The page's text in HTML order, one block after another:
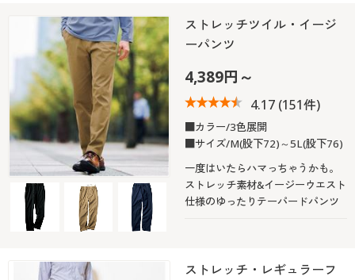
ストレッチツイル・イージ
ーパンツ
4,389円～
4.17(151件)
■カラー/3色展開
■サイズ/M(股下72)～5L(股下76)
一度はいたらハマっちゃうかも。
ストレッチ素材&イージーウエスト
仕様のゆったりテーパードパンツ
ストレッチ・レギュラーフ